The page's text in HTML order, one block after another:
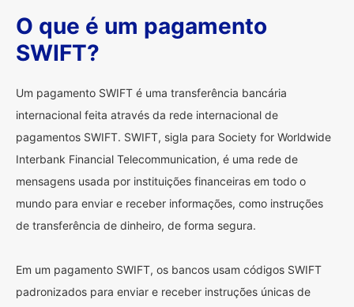
O que é um pagamento
SWIFT?
Um pagamento SWIFT é uma transferência bancária
internacional feita através da rede internacional de
pagamentos SWIFT. SWIFT, sigla para Society for Worldwide
Interbank Financial Telecommunication, é uma rede de
mensagens usada por instituições financeiras em todo o
mundo para enviar e receber informações, como instruções
de transferência de dinheiro, de forma segura.
Em um pagamento SWIFT, os bancos usam códigos SWIFT
padronizados para enviar e receber instruções únicas de